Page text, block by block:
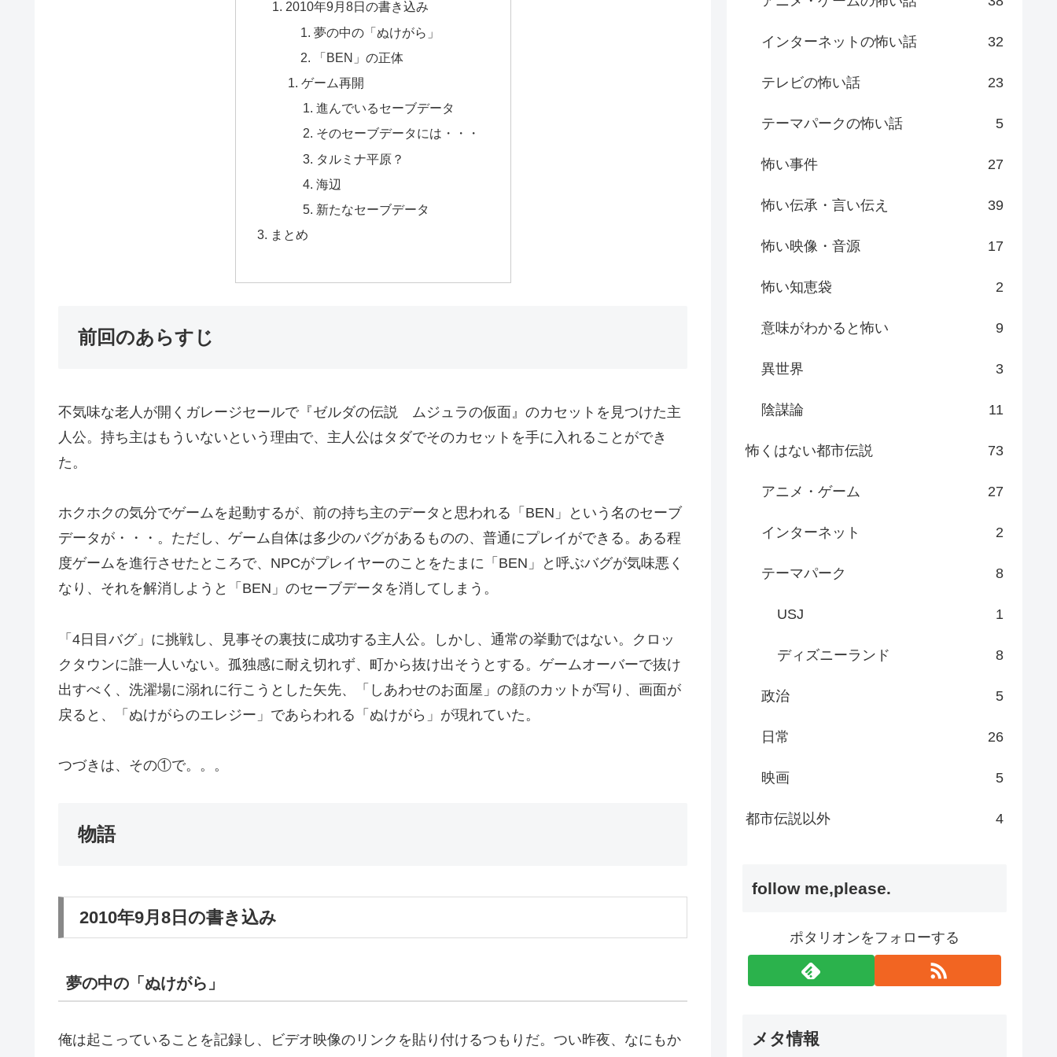
2010年9月8日の書き込み
夢の中の「ぬけがら」
「BEN」の正体
ゲーム再開
進んでいるセーブデータ
そのセーブデータには・・・
タルミナ平原？
海辺
新たなセーブデータ
まとめ
前回のあらすじ
不気味な老人が開くガレージセールで『ゼルダの伝説 ムジュラの仮面』のカセットを見つけた主
人公。持ち主はもういないという理由で、主人公はタダでそのカセットを手に入れることができ
た。
ホクホクの気分でゲームを起動するが、前の持ち主のデータと思われる「BEN」という名のセーブ
データが・・・。ただし、ゲーム自体は多少のバグがあるものの、普通にプレイができる。ある程
度ゲームを進行させたところで、NPCがプレイヤーのことをたまに「BEN」と呼ぶバグが気味悪く
なり、それを解消しようと「BEN」のセーブデータを消してしまう。
「4日目バグ」に挑戦し、見事その裏技に成功する主人公。しかし、通常の挙動ではない。クロッ
クタウンに誰一人いない。孤独感に耐え切れず、町から抜け出そうとする。ゲームオーバーで抜け
出すべく、洗濯場に溺れに行こうとした矢先、「しあわせのお面屋」の顔のカットが写り、画面が
戻ると、「ぬけがらのエレジー」であらわれる「ぬけがら」が現れていた。
つづきは、その①で。。。
物語
2010年9月8日の書き込み
夢の中の「ぬけがら」
俺は起こっていることを記録し、ビデオ映像のリンクを貼り付けるつもりだ。つい昨夜、なにもか
インターネットの怖い話 32
テレビの怖い話 23
テーマパークの怖い話 5
怖い事件 27
怖い伝承・言い伝え 39
怖い映像・音源 17
怖い知恵袋 2
意味がわかると怖い 9
異世界 3
陰謀論 11
怖くはない都市伝説 73
アニメ・ゲーム 27
インターネット 2
テーマパーク 8
USJ 1
ディズニーランド 8
政治 5
日常 26
映画 5
都市伝説以外 4
follow me,please.
ポタリオンをフォローする
メタ情報